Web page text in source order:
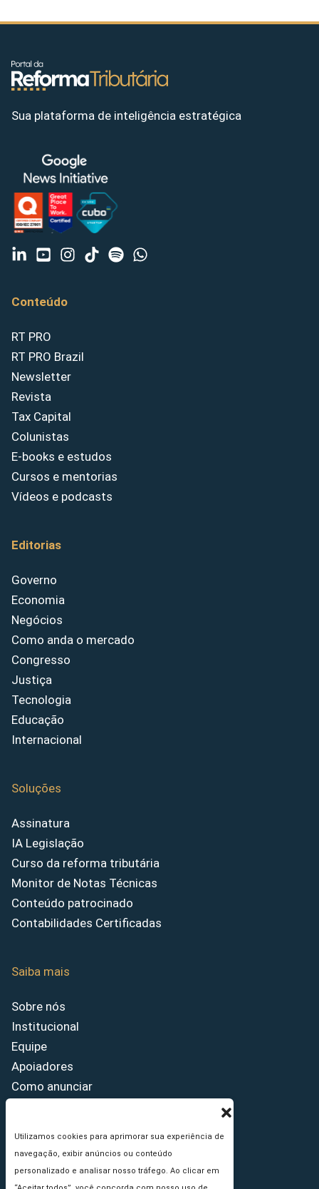
Utilizamos cookies para aprimorar sua experiência de
navegação, exibir anúncios ou conteúdo
personalizado e analisar nosso tráfego. Ao clicar em
Sua plataforma de inteligência estratégica
Conteúdo
RT PRO
RT PRO Brazil
Newsletter
Revista
Tax Capital
Colunistas
E-books e estudos
Cursos e mentorias
Vídeos e podcasts
Editorias
Governo
Economia
Negócios
Como anda o mercado
Congresso
Justiça
Tecnologia
Educação
Internacional
Soluções
Assinatura
IA Legislação
Curso da reforma tributária
Monitor de Notas Técnicas
Conteúdo patrocinado
Contabilidades Certificadas
Saiba mais
Sobre nós
Institucional
Equipe
Apoiadores
Como anunciar
Princípios Editoriais